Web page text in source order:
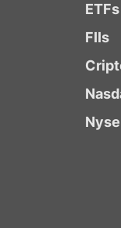
ETFs
FIIs
Nyse